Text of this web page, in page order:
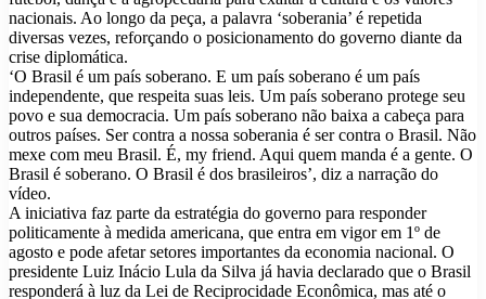
nacionais. Ao longo da peça, a palavra ‘soberania’ é repetida
diversas vezes, reforçando o posicionamento do governo diante da
crise diplomática.
‘O Brasil é um país soberano. E um país soberano é um país
independente, que respeita suas leis. Um país soberano protege seu
povo e sua democracia. Um país soberano não baixa a cabeça para
outros países. Ser contra a nossa soberania é ser contra o Brasil. Não
mexe com meu Brasil. É, my friend. Aqui quem manda é a gente. O
Brasil é soberano. O Brasil é dos brasileiros’, diz a narração do
vídeo.
A iniciativa faz parte da estratégia do governo para responder
politicamente à medida americana, que entra em vigor em 1º de
agosto e pode afetar setores importantes da economia nacional. O
presidente Luiz Inácio Lula da Silva já havia declarado que o Brasil
responderá à luz da Lei de Reciprocidade Econômica, mas até o